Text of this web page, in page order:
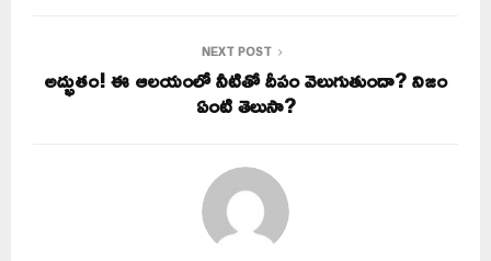
NEXT POST
అద్భుతం! ఈ ఆలయంలో నీటితో దీపం వెలుగుతుందా? నిజం
ఏంటి తెలుసా?